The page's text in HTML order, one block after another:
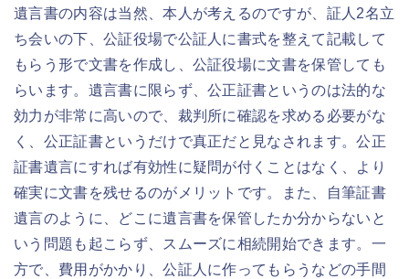
遺言書の内容は当然、本人が考えるのですが、証人2名立
ち会いの下、公証役場で公証人に書式を整えて記載して
もらう形で文書を作成し、公証役場に文書を保管しても
らいます。遺言書に限らず、公正証書というのは法的な
効力が非常に高いので、裁判所に確認を求める必要がな
く、公正証書というだけで真正だと見なされます。公正
証書遺言にすれば有効性に疑問が付くことはなく、より
確実に文書を残せるのがメリットです。また、自筆証書
遺言のように、どこに遺言書を保管したか分からないと
いう問題も起こらず、スムーズに相続開始できます。一
方で、費用がかかり、公証人に作ってもらうなどの手間